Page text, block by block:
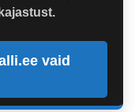
vaid